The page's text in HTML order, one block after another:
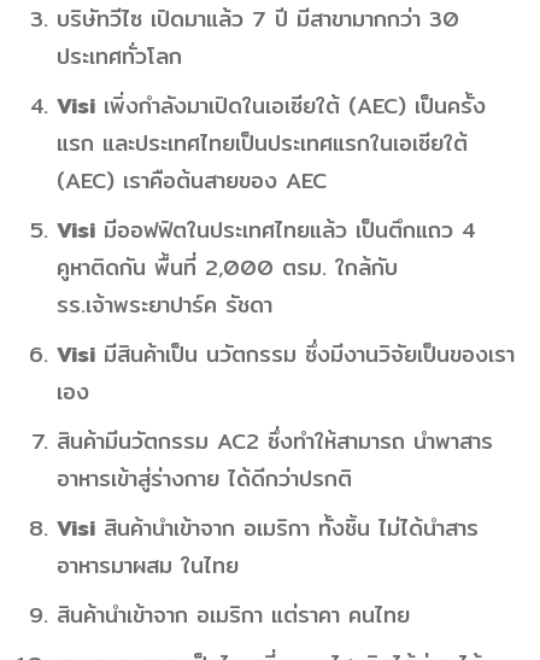
บริษัทวีไซ เปิดมาแล้ว 7 ปี มีสาขามากกว่า 30
ประเทศทั่วโลก
Visi เพิ่งกำลังมาเปิดในเอเซียใต้ (AEC) เป็นครั้ง
แรก และประเทศไทยเป็นประเทศแรกในเอเซียใต้
(AEC) เราคือต้นสายของ AEC
Visi มีออฟฟิตในประเทศไทยแล้ว เป็นตึกแถว​ 4​
คูหาติดกัน​ พื้นที่​ 2,000 ตรม.​ ใกล้กับ​
รร.เจ้าพระยาปาร์ค​ รัชดา
Visi มีสินค้าเป็น นวัตกรรม ซึ่งมีงานวิจัยเป็นของเรา
เอง
สินค้ามีนวัตกรรม AC2 ซึ่งทำให้สามารถ นำพาสาร
อาหารเข้าสู่ร่างกาย ได้ดีกว่าปรกติ
Visi สินค้านำเข้าจาก อเมริกา ทั้งชิ้น ไม่ได้นำสาร
อาหารมาผสม ในไทย
สินค้านำเข้าจาก อเมริกา แต่ราคา คนไทย